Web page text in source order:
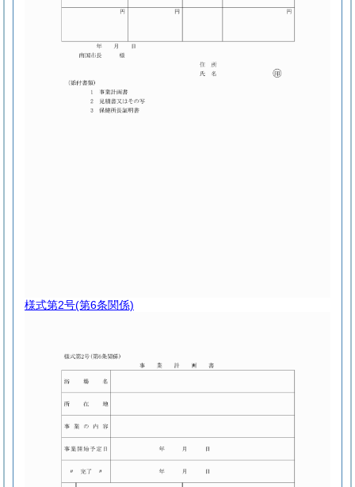
様式第2号(第6条関係)